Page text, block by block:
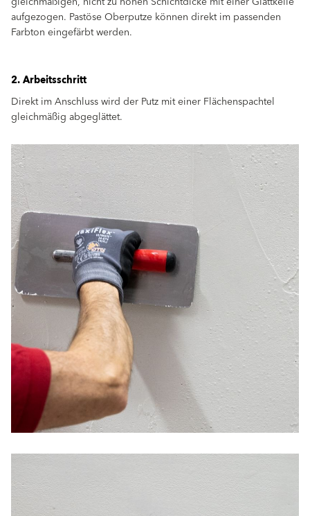
aufgezogen. Pastöse Oberputze können direkt im passenden
Farbton eingefärbt werden.
2. Arbeitsschritt
Direkt im Anschluss wird der Putz mit einer Flächenspachtel
gleichmäßig abgeglättet.